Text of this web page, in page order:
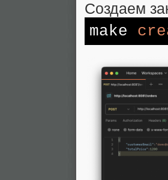
Создаем
make